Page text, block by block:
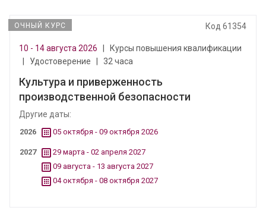
ОЧНЫЙ КУРС Код 61354
10 - 14 августа 2026
Курсы повышения квалификации
Удостоверение 32 часа
Культура и приверженность
производственной безопасности
Другие даты:
2026 05 октября - 09 октября 2026
2027
29 марта - 02 апреля 2027
09 августа - 13 августа 2027
04 октября - 08 октября 2027